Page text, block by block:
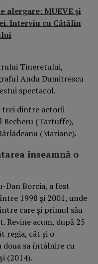
alergare: MUEVE și
Interviu cu Cătălin
Tineretului,
Andu Dumitrescu
spectacol.
trei dintre actorii
Becheru (Tartuffe),
(Mariane).
înseamnă o
Dan Borcia, a fost
1998 și 2001, unde
care și primul său
Revine acum, după 25
regia, cât și o
doua sa întâlnire cu
(2014).